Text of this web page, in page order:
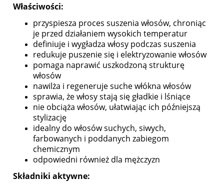
Właściwości:
przyspiesza proces suszenia włosów, chroniąc
je przed działaniem wysokich temperatur
definiuje i wygładza włosy podczas suszenia
redukuje puszenie się i elektryzowanie włosów
pomaga naprawić uszkodzoną strukturę
włosów
nawilża i regeneruje suche włókna włosów
sprawia, że włosy stają się gładkie i lśniące
nie obciąża włosów, ułatwiając ich późniejszą
stylizację
idealny do włosów suchych, siwych,
farbowanych i poddanych zabiegom
chemicznym
odpowiedni również dla mężczyzn
Składniki aktywne: